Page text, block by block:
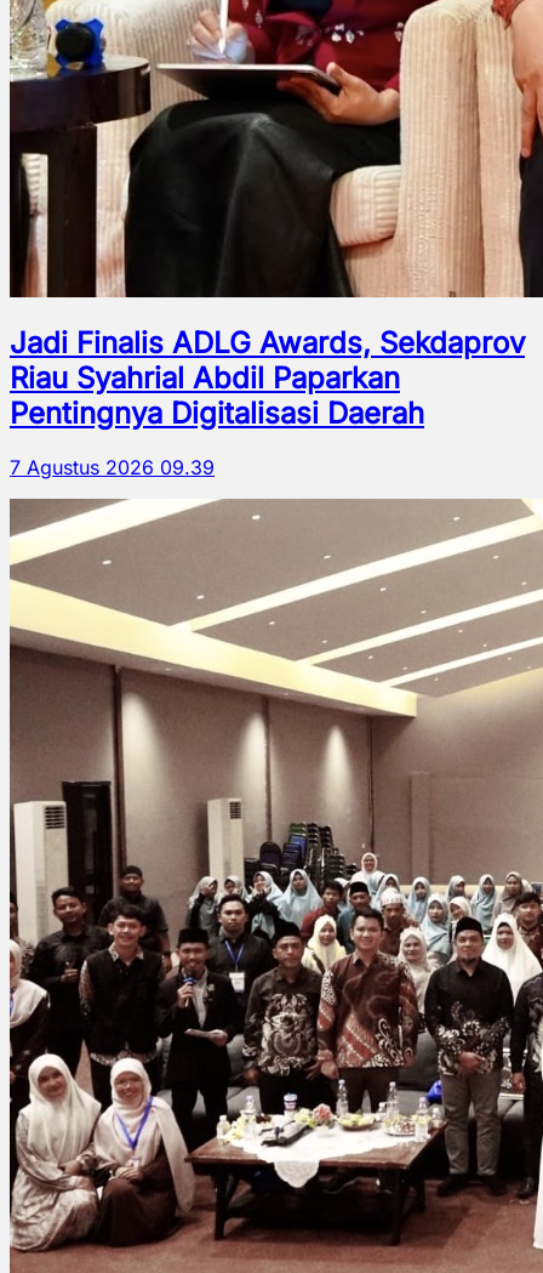
Jadi Finalis ADLG Awards, Sekdaprov
Riau Syahrial Abdil Paparkan
Pentingnya Digitalisasi Daerah
7 Agustus 2026 09.39